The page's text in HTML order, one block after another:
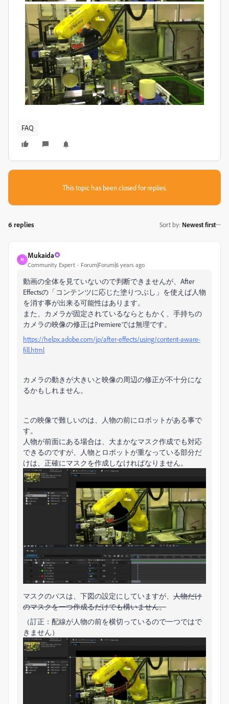
FAQ
This topic has been closed for replies.
6 replies Sort by: Newest first
M
Mukaida
Community Expert Forum|Forum|6 years ago
動画の全体を見ていないので判断できませんが、After
Effectsの「コンテンツに応じた塗りつぶし」を使えば人物
を消す事が出来る可能性はあります。
また、カメラが固定されているならともかく、手持ちの
カメラの映像の修正はPremiereでは無理です。
https://helpx.adobe.com/jp/after-effects/using/content-aware-
fill.html
カメラの動きが大きいと映像の周辺の修正が不十分にな
るかもしれません。
この映像で難しいのは、人物の前にロボットがある事で
す。
人物が前面にある場合は、大まかなマスク作成でも対応
できるのですが、人物とロボットが重なっている部分だ
けは、正確にマスクを作成しなければなりません。
マスクのパスは、下図の設定にしていますが、 人物だけ
のマスクを一つ作成るだけでも構いません。
（訂正：配線が人物の前を横切っているので一つではで
きません）